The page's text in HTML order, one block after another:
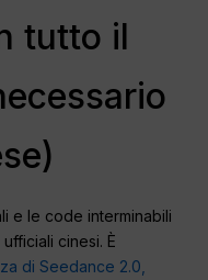
tutto il
e le code interminabili
cinesi. È
di Seedance 2.0,